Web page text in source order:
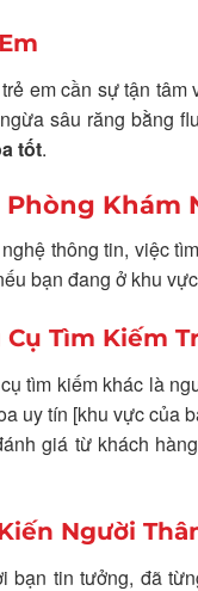
em cần sự tận
sâu răng bằng
tốt.
Phòng Khám
thông tin, việc
bạn đang ở khu
Cụ Tìm Kiếm
tìm kiếm khác là
uy tín [khu vực của
giá từ khách
Người
bạn tin tưởng, đã